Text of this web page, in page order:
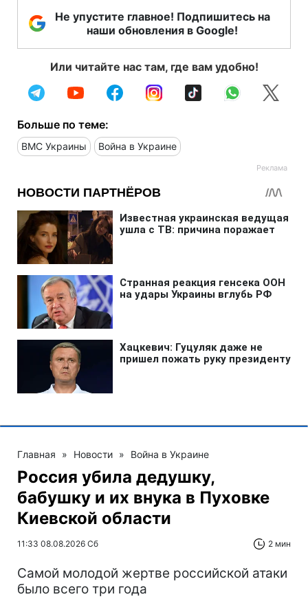
Не упустите главное! Подпишитесь на
наши обновления в Google!
Или читайте нас там, где вам удобно!
Больше по теме:
ВМС Украины Война в Украине
Главная » Новости » Война в Украине
Россия убила дедушку,
бабушку и их внука в Пуховке
Киевской области
11:33 08.08.2026 Сб 2 мин
Самой молодой жертве российской атаки
было всего три года